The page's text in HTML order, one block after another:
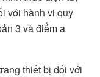
với hành vi quy
3 và điểm a
thiết bị đối với